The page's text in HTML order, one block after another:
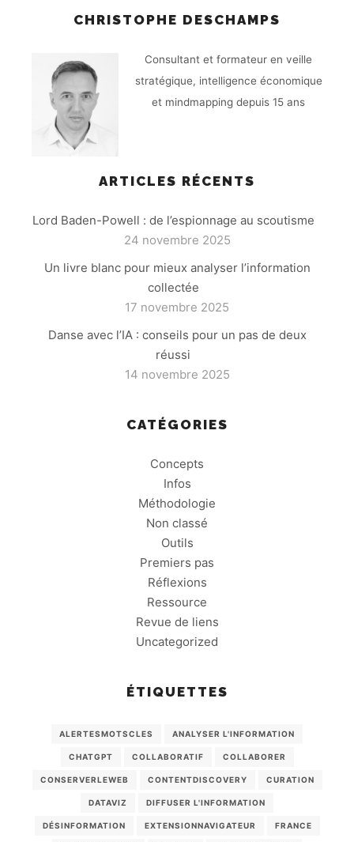
CHRISTOPHE DESCHAMPS
Consultant et formateur en veille
stratégique, intelligence économique
et mindmapping depuis 15 ans
ARTICLES RÉCENTS
Lord Baden-Powell : de l’espionnage au scoutisme
24 novembre 2025
Un livre blanc pour mieux analyser l’information
collectée
17 novembre 2025
Danse avec l’IA : conseils pour un pas de deux
réussi
14 novembre 2025
CATÉGORIES
Concepts
Infos
Méthodologie
Non classé
Outils
Premiers pas
Réflexions
Ressource
Revue de liens
Uncategorized
ÉTIQUETTES
ALERTESMOTSCLES ANALYSER L'INFORMATION
CHATGPT COLLABORATIF COLLABORER
CONSERVERLEWEB CONTENTDISCOVERY CURATION
DATAVIZ DIFFUSER L'INFORMATION
DÉSINFORMATION EXTENSIONNAVIGATEUR FRANCE